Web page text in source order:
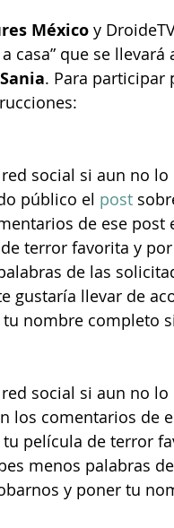
México y
casa” que se llevará
. Para participar
social si aun no lo
público el post
de ese
terror favorita y
de las
gustaría llevar de
nombre completo
social si aun no lo
los comentarios de
tu película de terror
menos palabras
y poner tu